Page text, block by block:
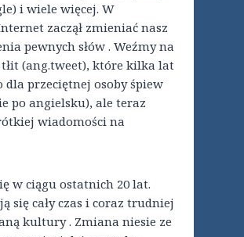
i wiele więcej. W
zaczął zmieniać nasz
pewnych słów . Weźmy na
tłit (ang.tweet), które kilka lat
dla przeciętnej osoby śpiew
po angielsku), ale teraz
wiadomości na
w ciągu ostatnich 20 lat.
się cały czas i coraz trudniej
kultury . Zmiana niesie ze